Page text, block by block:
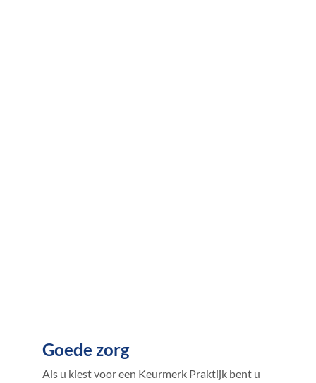
Goede zorg
Als u kiest voor een Keurmerk Praktijk bent u